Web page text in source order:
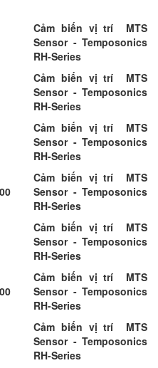
Cảm biến vị trí MTS
Sensor - Temposonics
RH-Series
Cảm biến vị trí MTS
Sensor - Temposonics
RH-Series
Cảm biến vị trí MTS
Sensor - Temposonics
RH-Series
Cảm biến vị trí MTS
Sensor - Temposonics
RH-Series
Cảm biến vị trí MTS
Sensor - Temposonics
RH-Series
Cảm biến vị trí MTS
Sensor - Temposonics
RH-Series
Cảm biến vị trí MTS
Sensor - Temposonics
RH-Series